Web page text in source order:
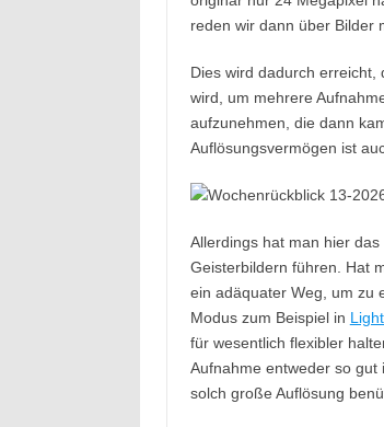
reden wir dann über Bilder
Dies wird dadurch erreicht,
wird, um mehrere
aufzunehmen, die dann
Auflösungsvermögen ist
Allerdings hat man hier
Geisterbildern führen. Hat
ein adäquater Weg, um zu
Modus zum Beispiel in
für wesentlich flexibler
Aufnahme entweder so
solch große Auflösung